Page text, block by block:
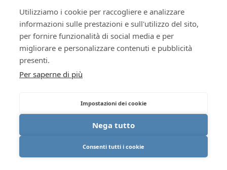
Utilizziamo i cookie per raccogliere e analizzare
informazioni sulle prestazioni e sull'utilizzo del sito,
per fornire funzionalità di social media e per
migliorare e personalizzare contenuti e pubblicità
presenti.
Per saperne di più
Impostazioni dei cookie
Nega tutto
Consenti tutti i cookie